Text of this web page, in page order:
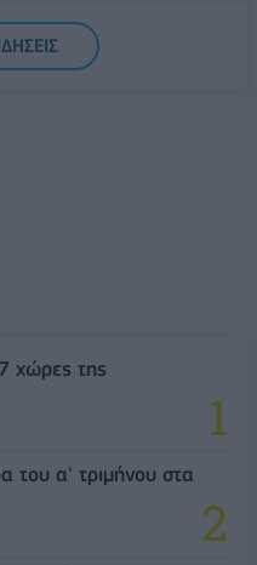
χώρες της
του α' τριμήνου στα